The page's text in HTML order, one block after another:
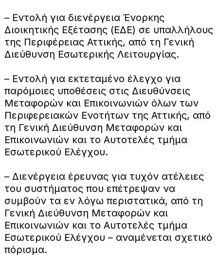
– Εντολή για διενέργεια Ένορκης
Διοικητικής Εξέτασης (ΕΔΕ) σε υπαλλήλους
της Περιφέρειας Αττικής, από τη Γενική
Διεύθυνση Εσωτερικής Λειτουργίας.
– Εντολή για εκτεταμένο έλεγχο για
παρόμοιες υποθέσεις στις Διευθύνσεις
Μεταφορών και Επικοινωνιών όλων των
Περιφερειακών Ενοτήτων της Αττικής, από
τη Γενική Διεύθυνση Μεταφορών και
Επικοινωνιών και το Αυτοτελές τμήμα
Εσωτερικού Ελέγχου.
– Διενέργεια έρευνας για τυχόν ατέλειες
του συστήματος που επέτρεψαν να
συμβούν τα εν λόγω περιστατικά, από τη
Γενική Διεύθυνση Μεταφορών και
Επικοινωνιών και το Αυτοτελές τμήμα
Εσωτερικού Ελέγχου – αναμένεται σχετικό
πόρισμα.